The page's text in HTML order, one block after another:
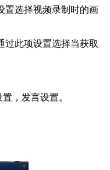
置选择视频录制时的画
过此项设置选择当获取
，发言设置。